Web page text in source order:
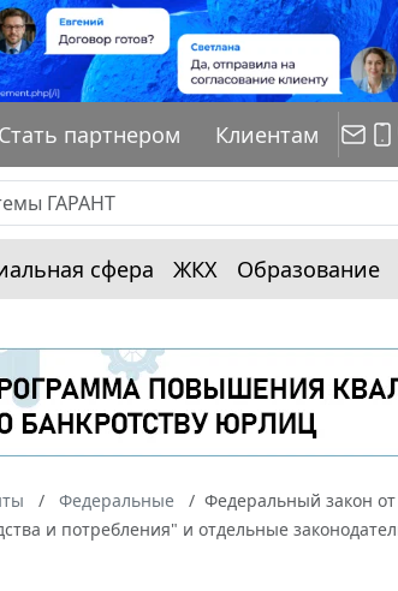
Стать партнером Клиентам
сфера ЖКХ Образование
Федеральные
Федеральный закон
и потребления" и отдельные